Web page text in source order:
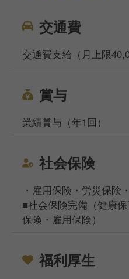
交通費
交通費支給（月上限
賞与
業績賞与（年1回）
社会保険
・雇用保険・労災保険
■社会保険完備（健康
保険・雇用保険）
福利厚生